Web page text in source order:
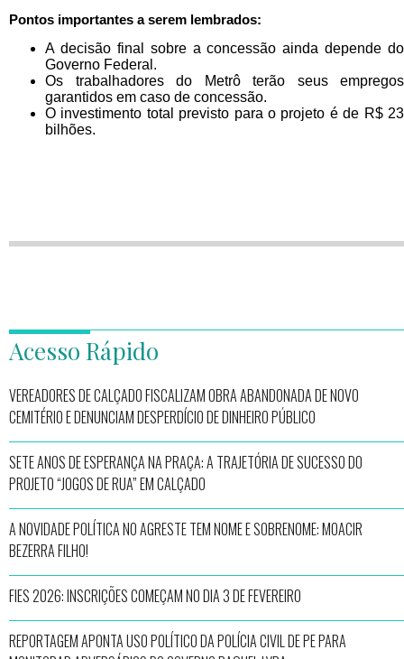
Pontos importantes a serem lembrados:
A decisão final sobre a concessão ainda depende do
Governo Federal.
Os trabalhadores do Metrô terão seus empregos
garantidos em caso de concessão.
O investimento total previsto para o projeto é de R$ 23
bilhões.
Acesso Rápido
VEREADORES DE CALÇADO FISCALIZAM OBRA ABANDONADA DE NOVO
CEMITÉRIO E DENUNCIAM DESPERDÍCIO DE DINHEIRO PÚBLICO
SETE ANOS DE ESPERANÇA NA PRAÇA: A TRAJETÓRIA DE SUCESSO DO
PROJETO “JOGOS DE RUA” EM CALÇADO
A NOVIDADE POLÍTICA NO AGRESTE TEM NOME E SOBRENOME: MOACIR
BEZERRA FILHO!
FIES 2026: INSCRIÇÕES COMEÇAM NO DIA 3 DE FEVEREIRO
REPORTAGEM APONTA USO POLÍTICO DA POLÍCIA CIVIL DE PE PARA